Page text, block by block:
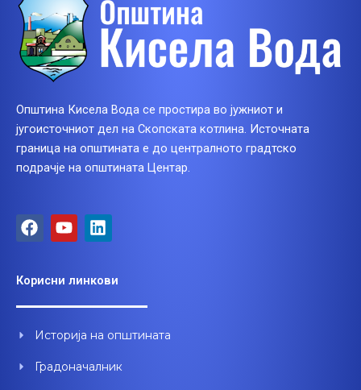
Општина Кисела Вода се простира во јужниот и
југоисточниот дел на Скопската котлина. Источната
граница на општината е до централното градтско
подрачје на општината Центар.
F
a
b
o
k
Y
o
u
b
L
i
e
d
n
Корисни линкови
Историја на општината
Градоначалник